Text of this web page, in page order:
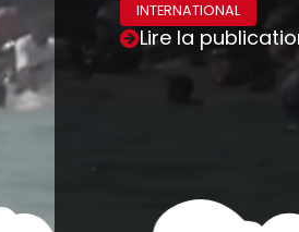
INTERNATIONAL
Lire la